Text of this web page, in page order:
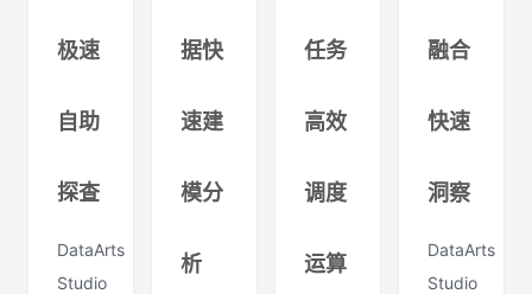
极速
自助
探查
DataArts
Studio
据快
速建
模分
析
任务
高效
调度
运算
融合
快速
洞察
DataArts
Studio